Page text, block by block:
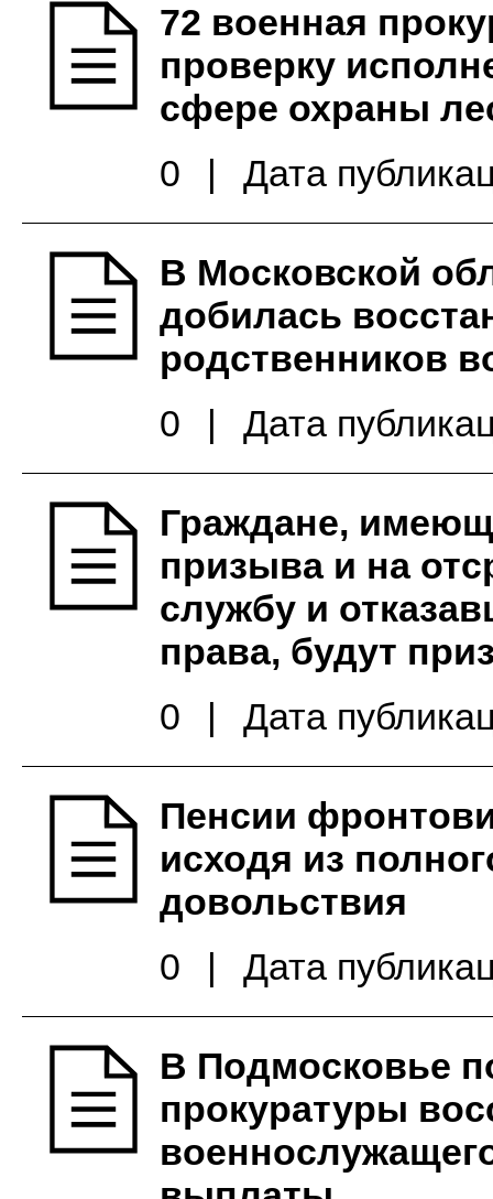
72 военная
проверку
сфере охраны
0
| Дата
В Московской
добилась
родственников
0
| Дата
Граждане,
призыва и на
службу и
права, будут
0
| Дата
Пенсии
исходя из
довольствия
0
| Дата
В Подмосковье
прокуратуры